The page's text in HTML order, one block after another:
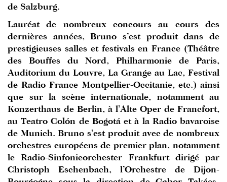
de Salzburg.
Lauréat de nombreux concours au cours des
dernières années, Bruno s’est produit dans de
prestigieuses salles et festivals en France (Théâtre
des Bouffes du Nord, Philharmonie de Paris,
Auditorium du Louvre, La Grange au Lac, Festival
de Radio France Montpellier-Occitanie, etc.) ainsi
que sur la scène internationale, notamment au
Konzerthaus de Berlin, à l’Alte Oper de Francfort,
au Teatro Colón de Bogotá et à la Radio bavaroise
de Munich. Bruno s’est produit avec de nombreux
orchestres européens de premier plan, notamment
le Radio-Sinfonieorchester Frankfurt dirigé par
Christoph Eschenbach, l’Orchestre de Dijon-